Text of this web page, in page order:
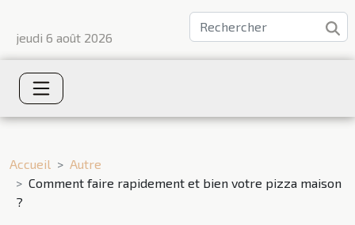
jeudi 6 août 2026
Accueil
Autre
Comment faire rapidement et bien votre pizza maison
?